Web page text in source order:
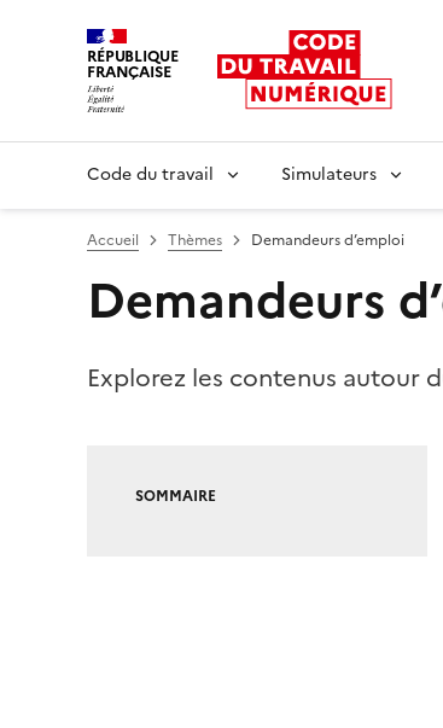
RÉPUBLIQUE
FRANÇAISE
Code du travail Simulateurs
Accueil Thèmes Demandeurs d’emploi
Demandeurs
Explorez les contenus autour
SOMMAIRE